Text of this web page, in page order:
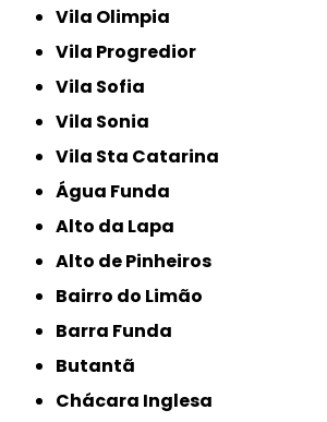
Vila Olimpia
Vila Progredior
Vila Sofia
Vila Sonia
Vila Sta Catarina
Água Funda
Alto da Lapa
Alto de Pinheiros
Bairro do Limão
Barra Funda
Butantã
Chácara Inglesa